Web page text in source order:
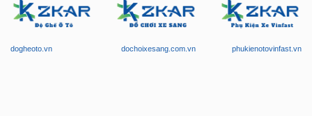
dogheoto.vn dochoixesang.com.vn phukienotovinfast.vn